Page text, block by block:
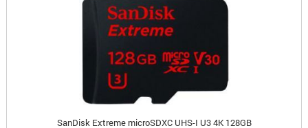
SanDisk Extreme microSDXC UHS-I U3 4K 128GB